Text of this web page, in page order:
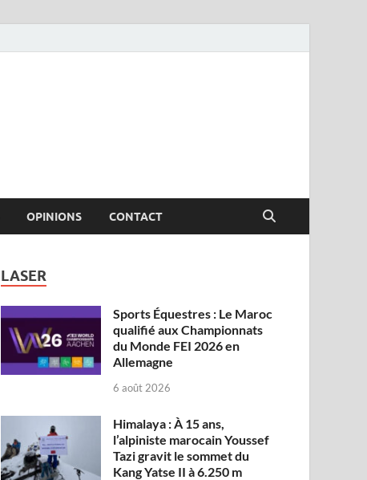
OPINIONS CONTACT
LASER
Sports Équestres : Le Maroc
qualifié aux Championnats
du Monde FEI 2026 en
Allemagne
6 août 2026
Himalaya : À 15 ans,
l’alpiniste marocain Youssef
Tazi gravit le sommet du
Kang Yatse II à 6.250 m